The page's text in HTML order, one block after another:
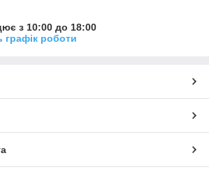
з 10:00 до 18:00
графік роботи